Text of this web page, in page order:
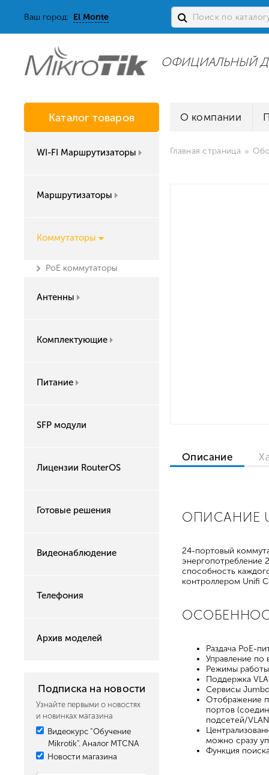
Ваш город: El Monte
ОФИЦИАЛЬНЫЙ
Каталог товаров
WI-FI Маршрутизаторы
Маршрутизаторы
Коммутаторы
PoE коммутаторы
Антенны
Комплектующие
Питание
SFP модули
Лицензии RouterOS
Готовые решения
Видеонаблюдение
Телефония
Архив моделей
Подписка на новости
Узнайте первыми о новостях
и новинках магазина
Видеокурс "Обучение
Mikrotik". Аналог MTCNA
Новости магазина
О компании
Главная страница
Описание
ОПИСАНИЕ
24-портовый
энергопотребление
способность
контроллером Unifi
Раздача PoE-
Управление по
Режимы
Поддержка
Сервисы
Отображение
портов
подсетей/
можно сразу
Функция